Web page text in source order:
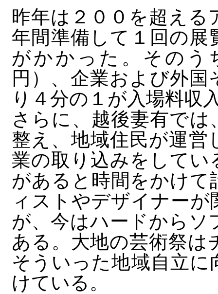
昨年は２００を超え
年間準備して１回の展
がかかった。そのう
円）、企業および外
り４分の１が入場料収
さらに、越後妻有で
整え、地域住民が運営
業の取り込みをしてい
があると時間をかけ
ィストやデザイナー
が、今はハードから
ある。大地の芸術祭
そういった地域自立
けている。